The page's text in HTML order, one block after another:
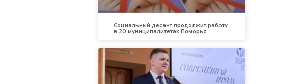
Социальный десант продолжит работу
в 20 муниципалитетах Поморья